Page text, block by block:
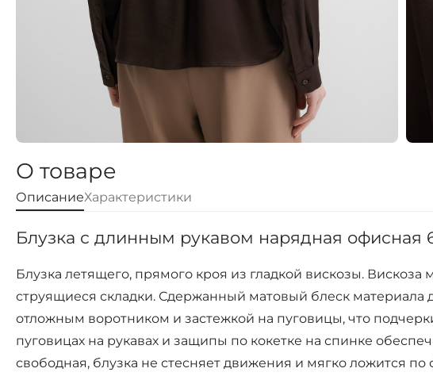
О товаре
ОписаниеХарактеристики
Блузка с длинным рукавом нарядная офисная
Блузка летящего, прямого кроя из гладкой вискозы.
струящиеся складки. Сдержанный матовый блеск материала
отложным воротником и застежкой на пуговицы, что
пуговицах на рукавах и защипы по кокетке на спинке
свободная, блузка не стесняет движения и мягко ложится